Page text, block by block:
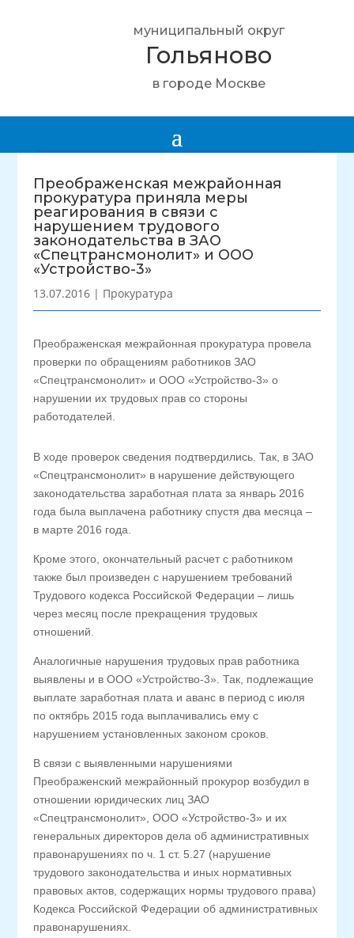
муниципальный округ
Гольяново
в городе Москве
Преображенская межрайонная
прокуратура приняла меры
реагирования в связи с
нарушением трудового
законодательства в ЗАО
«Спецтрансмонолит» и ООО
«Устройство-3»
13.07.2016 | Прокуратура
Преображенская межрайонная прокуратура провела
проверки по обращениям работников ЗАО
«Спецтрансмонолит» и ООО «Устройство-3» о
нарушении их трудовых прав со стороны
работодателей.
В ходе проверок сведения подтвердились. Так, в ЗАО
«Спецтрансмонолит» в нарушение действующего
законодательства заработная плата за январь 2016
года была выплачена работнику спустя два месяца –
в марте 2016 года.
Кроме этого, окончательный расчет с работником
также был произведен с нарушением требований
Трудового кодекса Российской Федерации – лишь
через месяц после прекращения трудовых
отношений.
Аналогичные нарушения трудовых прав работника
выявлены и в ООО «Устройство-3». Так, подлежащие
выплате заработная плата и аванс в период с июля
по октябрь 2015 года выплачивались ему с
нарушением установленных законом сроков.
В связи с выявленными нарушениями
Преображенский межрайонный прокурор возбудил в
отношении юридических лиц ЗАО
«Спецтрансмонолит», ООО «Устройство-3» и их
генеральных директоров дела об административных
правонарушениях по ч. 1 ст. 5.27 (нарушение
трудового законодательства и иных нормативных
правовых актов, содержащих нормы трудового права)
Кодекса Российской Федерации об административных
правонарушениях.